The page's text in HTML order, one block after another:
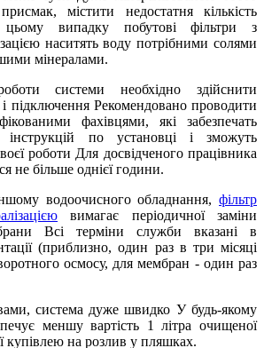
містити недостатня кількість
цьому випадку побутові фільтри з
наситять воду потрібними солями
мінералами.
системи необхідно здійснити
підключення Рекомендовано проводити
фахівцями, які забезпечать
по установці і зможуть
роботи Для досвідченого працівника
не більше однієї години.
водоочисного обладнання, фільтр
вимагає періодичної заміни
Всі терміни служби вказані в
(приблизно, один раз в три місяці
осмосу, для мембран - один раз
система дуже швидко У будь-якому
меншу вартість 1 літра очищеної
купівлею на розлив у пляшках.